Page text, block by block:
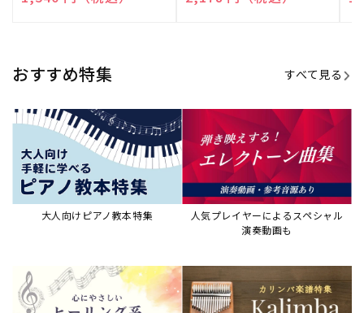
おすすめ特集 すべて見る
大人向けピアノ教本特集
人気プレイヤーによるスペシャル
演奏動画も